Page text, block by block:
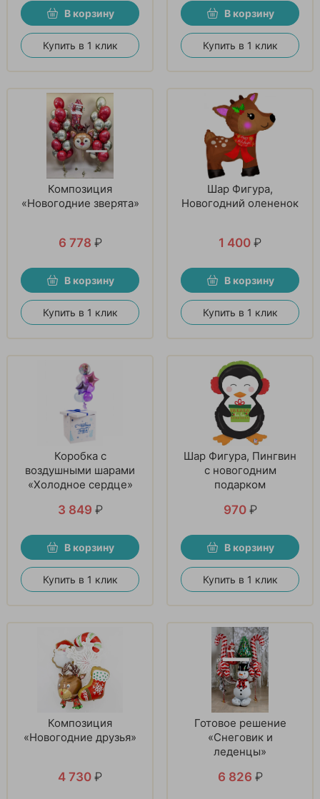
В корзину
Купить в 1 клик
В корзину
Купить в 1 клик
Композиция
«Новогодние зверята»
6 778 ₽
В корзину
Купить в 1 клик
Шар Фигура,
Новогодний олененок
1 400 ₽
В корзину
Купить в 1 клик
Коробка с
воздушными шарами
«Холодное сердце»
3 849 ₽
В корзину
Купить в 1 клик
Шар Фигура, Пингвин
с новогодним
подарком
970 ₽
В корзину
Купить в 1 клик
Композиция
«Новогодние друзья»
4 730 ₽
Готовое решение
«Снеговик и
леденцы»
6 826 ₽